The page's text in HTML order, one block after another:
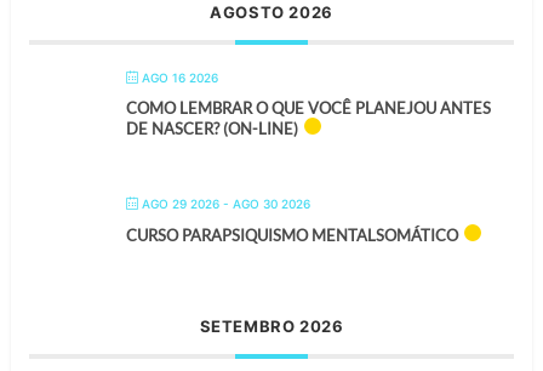
AGOSTO 2026
AGO 16 2026
COMO LEMBRAR O QUE VOCÊ PLANEJOU ANTES
DE NASCER? (ON-LINE)
AGO 29 2026- AGO 30 2026
CURSO PARAPSIQUISMO MENTALSOMÁTICO
SETEMBRO 2026